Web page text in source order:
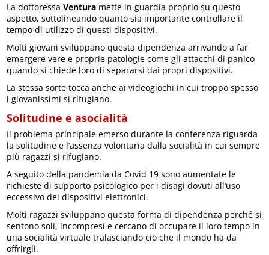
La dottoressaVentura mette in guardia proprio su questo
aspetto, sottolineando quanto sia importante controllare il
tempo di utilizzo di questi dispositivi.
Molti giovani sviluppano questa dipendenza arrivando a far
emergere vere e proprie patologie come gli attacchi di panico
quando si chiede loro di separarsi dai propri dispositivi.
La stessa sorte tocca anche ai videogiochi in cui troppo spesso
i giovanissimi si rifugiano.
Solitudine e asocialità
Il problema principale emerso durante la conferenza riguarda
la solitudine e l’assenza volontaria dalla socialità in cui sempre
più ragazzi si rifugiano.
A seguito della pandemia da Covid 19 sono aumentate le
richieste di supporto psicologico per i disagi dovuti all’uso
eccessivo dei dispositivi elettronici.
Molti ragazzi sviluppano questa forma di dipendenza perché si
sentono soli, incompresi e cercano di occupare il loro tempo in
una socialità virtuale tralasciando ciò che il mondo ha da
offrirgli.